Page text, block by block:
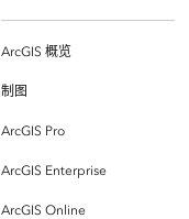
ArcGIS 概览
制图
ArcGIS Pro
ArcGIS Enterprise
ArcGIS Online